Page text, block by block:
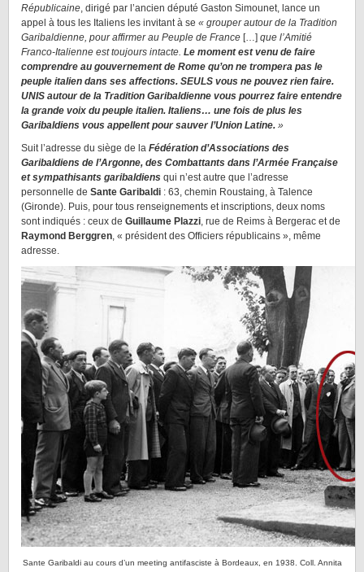
Républicaine, dirigé par l’ancien député Gaston Simounet, lance un
appel à tous les Italiens les invitant à se « grouper autour de la Tradition
Garibaldienne, pour affirmer au Peuple de France […] que l’Amitié
Franco-Italienne est toujours intacte. Le moment est venu de faire
comprendre au gouvernement de Rome qu’on ne trompera pas le
peuple italien dans ses affections. SEULS vous ne pouvez rien faire.
UNIS autour de la Tradition Garibaldienne vous pourrez faire entendre
la grande voix du peuple italien. Italiens… une fois de plus les
Garibaldiens vous appellent pour sauver l’Union Latine. »
Suit l’adresse du siège de la Fédération d’Associations des
Garibaldiens de l’Argonne, des Combattants dans l’Armée Française
et sympathisants garibaldiens qui n’est autre que l’adresse
personnelle de Sante Garibaldi : 63, chemin Roustaing, à Talence
(Gironde). Puis, pour tous renseignements et inscriptions, deux noms
sont indiqués : ceux de Guillaume Plazzi, rue de Reims à Bergerac et de
Raymond Berggren, « président des Officiers républicains », même
adresse.
Sante Garibaldi au cours d’un meeting antifasciste à Bordeaux, en 1938. Coll. Annita